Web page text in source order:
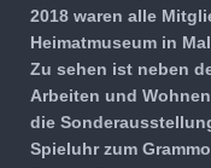
2018 waren alle
Heimatmuseum in
Zu sehen ist neben
Arbeiten und
die
Spieluhr zum